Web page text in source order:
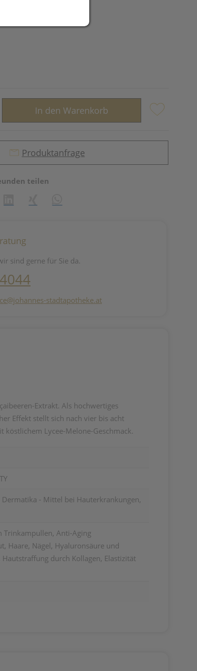
In den Warenkorb
Produktanfrage
teilen
sind gerne für Sie da.
stadtapotheke.at
Extrakt. Als hochwertiges
Effekt stellt sich nach vier bis acht
Lycee-Melone-Geschmack.
- Mittel bei Hauterkrankungen,
Trinkampullen, Anti-Aging
Haare, Nägel, Hyaluronsäure und
durch Kollagen, Elastizität